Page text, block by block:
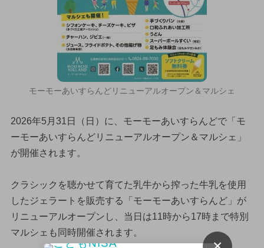
モーモーあいすらんどリニューアルオープン＆マルシェ
2026年5月31日（日）に、モーモーあいすらんどで「モ
ーモーあいすらんどリニューアルオープン＆マルシェ」
が開催されます。
クラシックを聴かせて育てた乳牛から搾った牛乳を使用
したジェラートを販売する「モーモーあいすらんど」が
リニューアルオープンし、当日は11時から17時まで特別
マルシェも同時開催されます。